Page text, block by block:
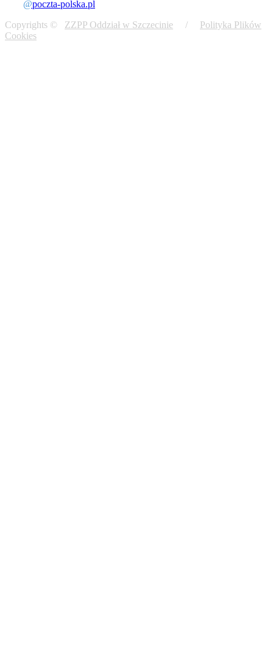
@poczta-polska.pl
Copyrights © ZZPP Oddział w Szczecinie / Polityka Plików
Cookies